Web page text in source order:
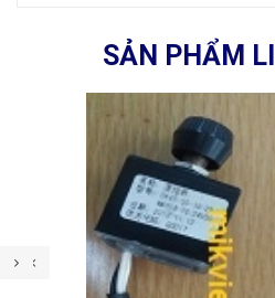
SẢN PHẨM